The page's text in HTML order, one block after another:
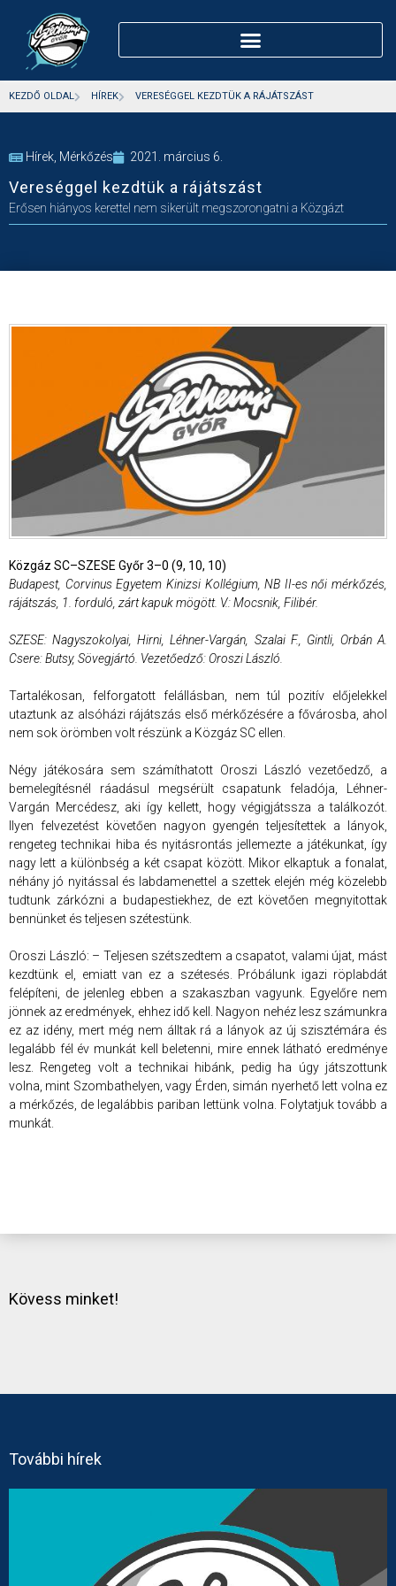
KEZDŐ OLDAL HÍREK VERESÉGGEL KEZDTÜK A RÁJÁTSZÁST
Hírek Mérkőzés 2021. március 6.
Vereséggel kezdtük a rájátszást
Erősen hiányos kerettel nem sikerült megszorongatni a Közgázt
Közgáz SC–SZESE Győr 3–0 (9, 10, 10)
Budapest, Corvinus Egyetem Kinizsi Kollégium, NB II-es női mérkőzés,
rájátszás, 1. forduló, zárt kapuk mögött. V.: Mocsnik, Filibér.
SZESE: Nagyszokolyai, Hirni, Léhner-Vargán, Szalai F., Gintli, Orbán A.
Csere: Butsy, Sövegjártó. Vezetőedző: Oroszi László.
Tartalékosan, felforgatott felállásban, nem túl pozitív előjelekkel
utaztunk az alsóházi rájátszás első mérkőzésére a fővárosba, ahol
nem sok örömben volt részünk a Közgáz SC ellen.
Négy játékosára sem számíthatott Oroszi László vezetőedző, a
bemelegítésnél ráadásul megsérült csapatunk feladója, Léhner-
Vargán Mercédesz, aki így kellett, hogy végigjátssza a találkozót.
Ilyen felvezetést követően nagyon gyengén teljesítettek a lányok,
rengeteg technikai hiba és nyitásrontás jellemezte a játékunkat, így
nagy lett a különbség a két csapat között. Mikor elkaptuk a fonalat,
néhány jó nyitással és labdamenettel a szettek elején még közelebb
tudtunk zárkózni a budapestiekhez, de ezt követően megnyitottak
bennünket és teljesen szétestünk.
Oroszi László: – Teljesen szétszedtem a csapatot, valami újat, mást
kezdtünk el, emiatt van ez a szétesés. Próbálunk igazi röplabdát
felépíteni, de jelenleg ebben a szakaszban vagyunk. Egyelőre nem
jönnek az eredmények, ehhez idő kell. Nagyon nehéz lesz számunkra
ez az idény, mert még nem álltak rá a lányok az új szisztémára és
legalább fél év munkát kell beletenni, mire ennek látható eredménye
lesz. Rengeteg volt a technikai hibánk, pedig ha úgy játszottunk
volna, mint Szombathelyen, vagy Érden, simán nyerhető lett volna ez
a mérkőzés, de legalábbis pariban lettünk volna. Folytatjuk tovább a
munkát.
Kövess minket!
További hírek